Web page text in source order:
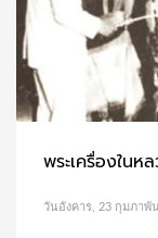
พระเครื่องในห
วันอังคาร, 23 กุมภาพั